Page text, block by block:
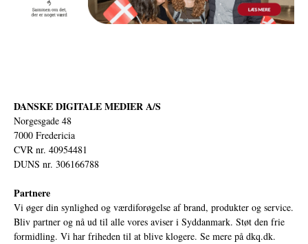
DANSKE DIGITALE MEDIER A/S
Norgesgade 48
7000 Fredericia
CVR nr. 40954481
DUNS nr. 306166788
Partnere
Vi øger din synlighed og værdiforøgelse af brand, produkter og service.
Bliv partner og nå ud til alle vores aviser i Syddanmark. Støt den frie
formidling. Vi har friheden til at blive klogere. Se mere på dkq.dk.